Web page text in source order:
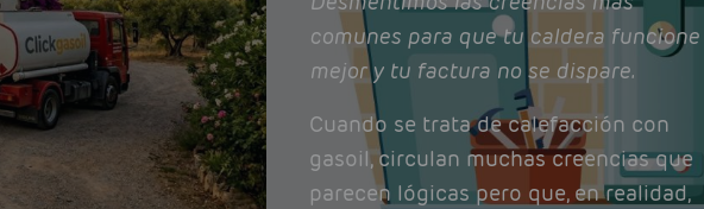
comunes para que tu caldera funcione
mejor y tu factura no se dispare.
Cuando se trata de calefacción con
gasoil, circulan muchas creencias que
parecen lógicas pero que, en realidad,